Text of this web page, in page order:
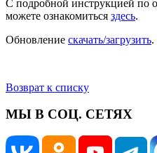
С подробной инструкцией по
можете ознакомиться здесь.
Обновление скачать/загрузить.
Возврат к списку
МЫ В СОЦ. СЕТЯХ